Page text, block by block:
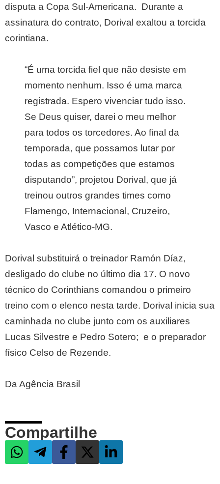
disputa a Copa Sul-Americana. Durante a
assinatura do contrato, Dorival exaltou a torcida
corintiana.
“É uma torcida fiel que não desiste em
momento nenhum. Isso é uma marca
registrada. Espero vivenciar tudo isso.
Se Deus quiser, darei o meu melhor
para todos os torcedores. Ao final da
temporada, que possamos lutar por
todas as competições que estamos
disputando”, projetou Dorival, que já
treinou outros grandes times como
Flamengo, Internacional, Cruzeiro,
Vasco e Atlético-MG.
Dorival substituirá o treinador Ramón Díaz,
desligado do clube no último dia 17. O novo
técnico do Corinthians comandou o primeiro
treino com o elenco nesta tarde. Dorival inicia sua
caminhada no clube junto com os auxiliares
Lucas Silvestre e Pedro Sotero; e o preparador
físico Celso de Rezende.
Da Agência Brasil
Compartilhe